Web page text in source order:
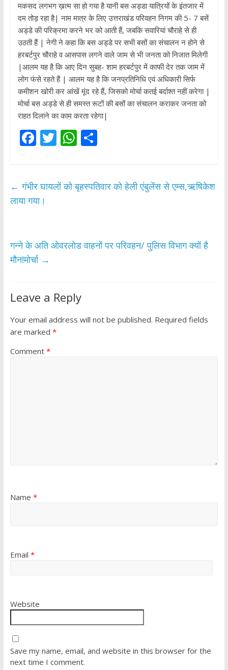
मकसद लगभग ख़त्म सा हो गया है यानी बस अड्डा यात्रियों के इंतजार में
दम तोड़ रहा है| नाम मात्र के लिए उत्तराखंड परिवहन निगम की 5- 7 बसें
अड्डे की परिक्रमा करने भर को आती हैं, जबकि सवारियां चौराहे से ही
उठती हैं | नेगी ने कहा कि बस अड्डे पर सभी बसों का संचालन न होने से
हरबर्टपुर चौराहे व आसपास लगने वाले जाम से भी जनता को निजात मिलेगी
|आलम यह है कि आए दिन सुबह- शाम हरबर्टपुर में काफी देर तक जाम में
लोग फंसे रहते हैं | आलम यह है कि जनप्रतिनिधि एवं अधिकारी सिर्फ
कमीशन खोरी कर आंखें मूंद रहे हैं, जिसको मोर्चा कतई बर्दाश्त नहीं करेगा |
मोर्चा बस अड्डे से ही समस्त रूटों की बसों का संचालन कराकर जनता को
राहत दिलाने का काम करता रहेगा|
F
b
o
k
T
er
W
s
S
e
← गंभीर घायलों को बृहस्पतिवार को हेली एंबुलेंस से एम्स,ऋषिकेश
लाया गया।
गन्ने के अति ओवरलोड वाहनों पर परिवहन/ पुलिस विभाग क्यों है
मौन!मोर्चा →
Leave a Reply
Your email address will not be published. Required fields
are marked *
Comment *
Name *
Email *
Website
Save my name, email, and website in this browser for the
next time I comment.